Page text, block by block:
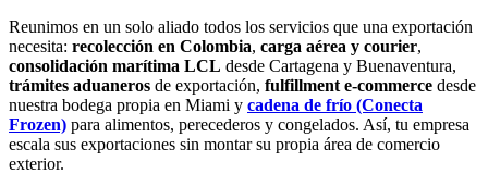
Reunimos en un solo aliado todos los servicios que una exportación
necesita: recolección en Colombia, carga aérea y courier,
consolidación marítima LCL desde Cartagena y Buenaventura,
trámites aduaneros de exportación, fulfillment e-commerce desde
nuestra bodega propia en Miami y cadena de frío (Conecta
Frozen) para alimentos, perecederos y congelados. Así, tu empresa
escala sus exportaciones sin montar su propia área de comercio
exterior.